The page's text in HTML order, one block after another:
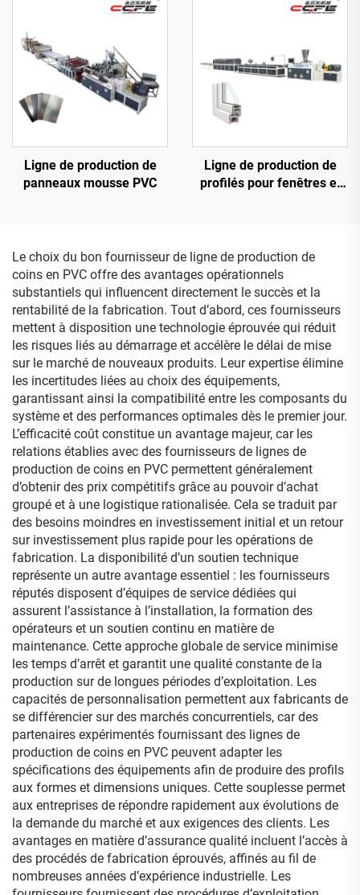
Ligne de production de
panneaux mousse PVC
Ligne de production de
profilés pour fenêtres et
Le choix du bon fournisseur de ligne de production de
coins en PVC offre des avantages opérationnels
substantiels qui influencent directement le succès et la
rentabilité de la fabrication. Tout d’abord, ces fournisseurs
mettent à disposition une technologie éprouvée qui réduit
les risques liés au démarrage et accélère le délai de mise
sur le marché de nouveaux produits. Leur expertise élimine
les incertitudes liées au choix des équipements,
garantissant ainsi la compatibilité entre les composants du
système et des performances optimales dès le premier jour.
L’efficacité coût constitue un avantage majeur, car les
relations établies avec des fournisseurs de lignes de
production de coins en PVC permettent généralement
d’obtenir des prix compétitifs grâce au pouvoir d’achat
groupé et à une logistique rationalisée. Cela se traduit par
des besoins moindres en investissement initial et un retour
sur investissement plus rapide pour les opérations de
fabrication. La disponibilité d’un soutien technique
représente un autre avantage essentiel : les fournisseurs
réputés disposent d’équipes de service dédiées qui
assurent l’assistance à l’installation, la formation des
opérateurs et un soutien continu en matière de
maintenance. Cette approche globale de service minimise
les temps d’arrêt et garantit une qualité constante de la
production sur de longues périodes d’exploitation. Les
capacités de personnalisation permettent aux fabricants de
se différencier sur des marchés concurrentiels, car des
partenaires expérimentés fournissant des lignes de
production de coins en PVC peuvent adapter les
spécifications des équipements afin de produire des profils
aux formes et dimensions uniques. Cette souplesse permet
aux entreprises de répondre rapidement aux évolutions de
la demande du marché et aux exigences des clients. Les
avantages en matière d’assurance qualité incluent l’accès à
des procédés de fabrication éprouvés, affinés au fil de
nombreuses années d’expérience industrielle. Les